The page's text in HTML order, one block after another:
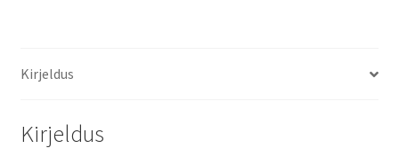
Kirjeldus
Kirjeldus